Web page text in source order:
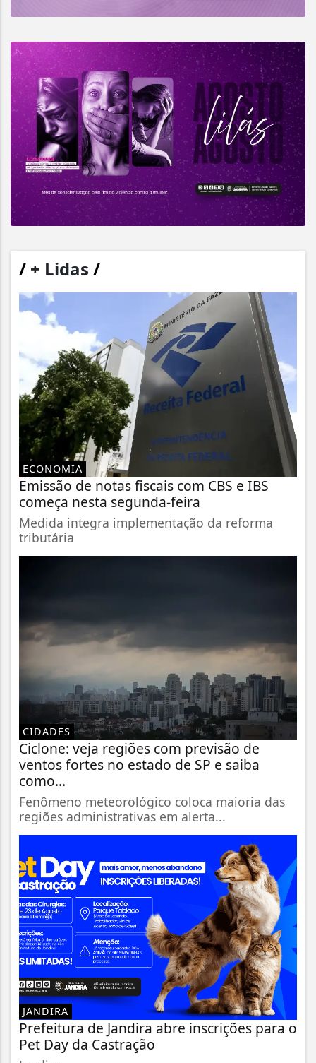
/ + Lidas /
ECONOMIA
Emissão de notas fiscais com CBS e IBS
começa nesta segunda-feira
Medida integra implementação da reforma
tributária
CIDADES
Ciclone: veja regiões com previsão de
ventos fortes no estado de SP e saiba
como...
Fenômeno meteorológico coloca maioria das
regiões administrativas em alerta...
JANDIRA
Prefeitura de Jandira abre inscrições para o
Pet Day da Castração